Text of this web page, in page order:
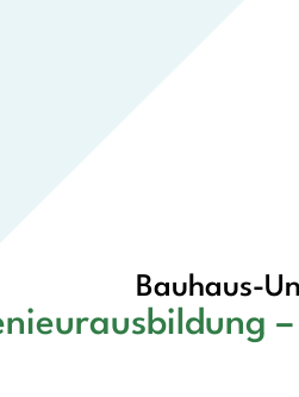
Bauhaus-
–